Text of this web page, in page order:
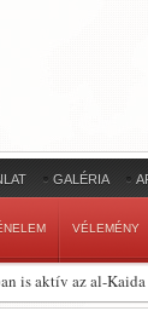
GALÉRIA
VÉLEMÉNY
is aktív az al-Kaida